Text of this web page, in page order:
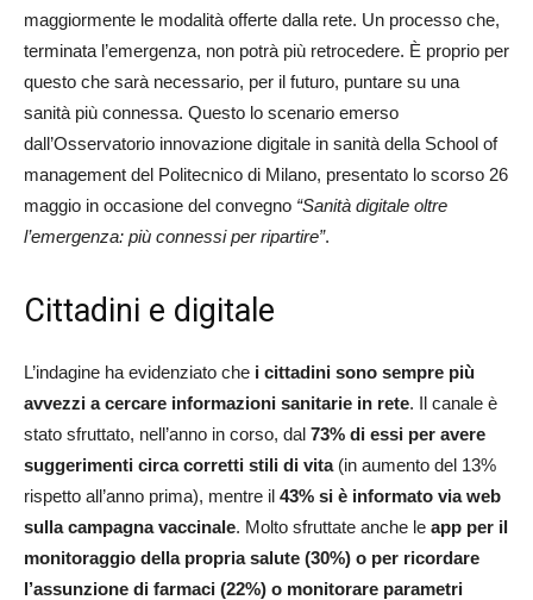
maggiormente le modalità offerte dalla rete. Un processo che,
terminata l’emergenza, non potrà più retrocedere. È proprio per
questo che sarà necessario, per il futuro, puntare su una
sanità più connessa. Questo lo scenario emerso
dall’Osservatorio innovazione digitale in sanità della School of
management del Politecnico di Milano, presentato lo scorso 26
maggio in occasione del convegno “Sanità digitale oltre
l’emergenza: più connessi per ripartire”.
Cittadini e digitale
L’indagine ha evidenziato che i cittadini sono sempre più
avvezzi a cercare informazioni sanitarie in rete. Il canale è
stato sfruttato, nell’anno in corso, dal 73% di essi per avere
suggerimenti circa corretti stili di vita(in aumento del 13%
rispetto all’anno prima), mentre il 43% si è informato via web
sulla campagna vaccinale. Molto sfruttate anche le app per il
monitoraggio della propria salute (30%) o per ricordare
l’assunzione di farmaci (22%) o monitorare parametri